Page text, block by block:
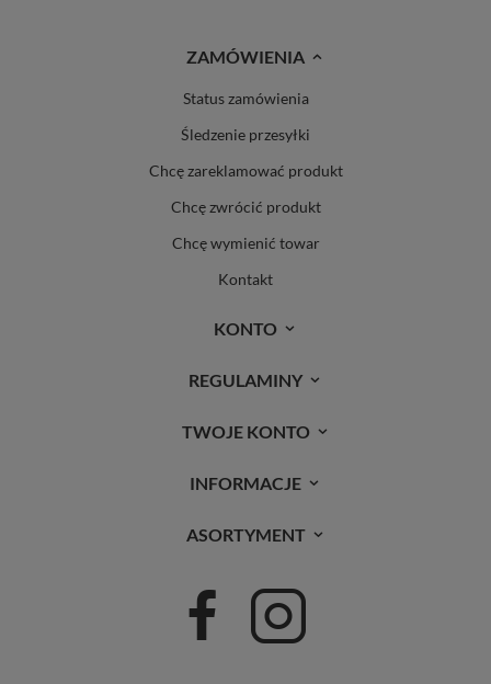
ZAMÓWIENIA
Status zamówienia
Śledzenie przesyłki
Chcę zareklamować produkt
Chcę zwrócić produkt
Chcę wymienić towar
Kontakt
KONTO
REGULAMINY
TWOJE KONTO
INFORMACJE
ASORTYMENT